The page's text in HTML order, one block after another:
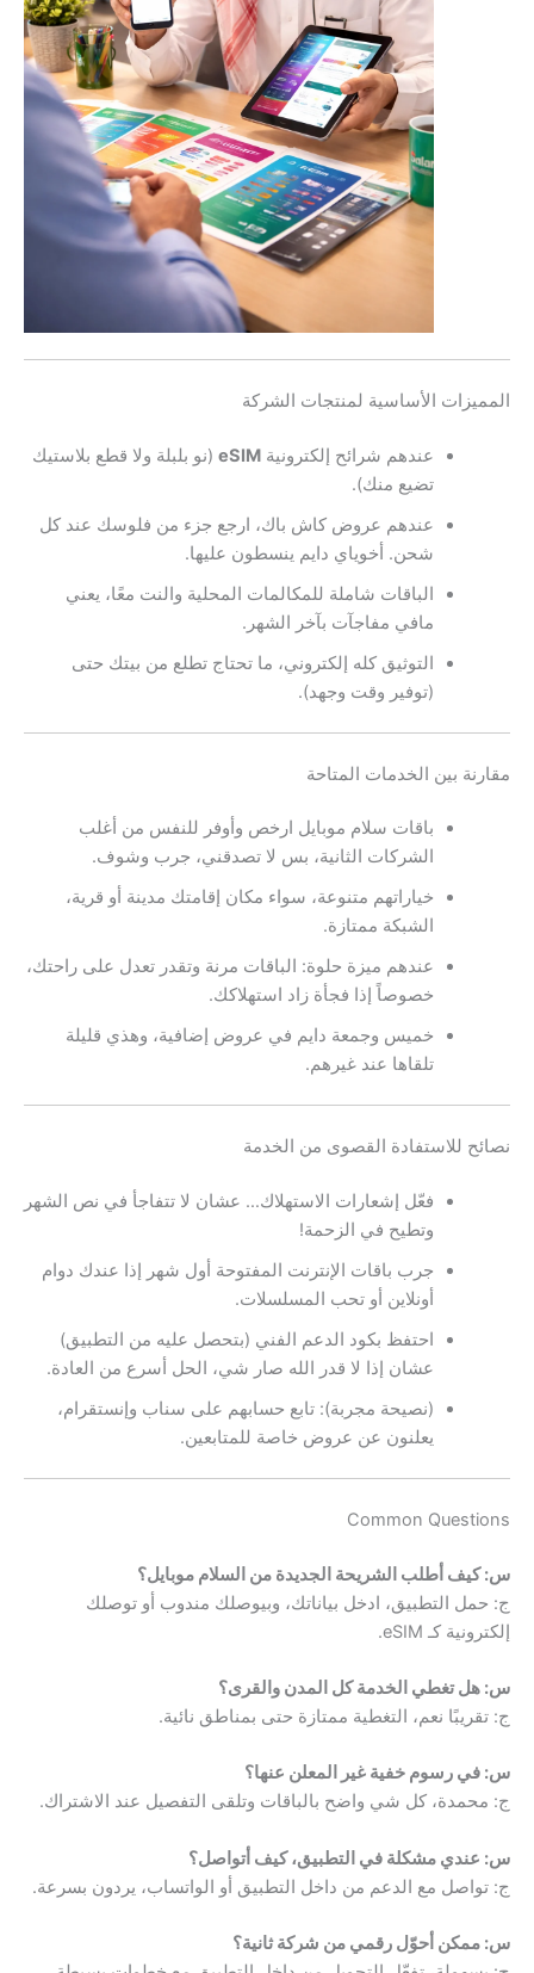
المميزات الأساسية لمنتجات الشركة
عندهم شرائح إلكترونية eSIM(نو بلبلة ولا قطع بلاستيك
تضيع منك).
عندهم عروض كاش باك، ارجع جزء من فلوسك عند كل
شحن. أخوياي دايم ينسطون عليها.
الباقات شاملة للمكالمات المحلية والنت معًا، يعني
مافي مفاجآت بآخر الشهر.
التوثيق كله إلكتروني، ما تحتاج تطلع من بيتك حتى
(توفير وقت وجهد).
مقارنة بين الخدمات المتاحة
باقات سلام موبايل ارخص وأوفر للنفس من أغلب
الشركات الثانية، بس لا تصدقني، جرب وشوف.
خياراتهم متنوعة، سواء مكان إقامتك مدينة أو قرية،
الشبكة ممتازة.
عندهم ميزة حلوة: الباقات مرنة وتقدر تعدل على راحتك،
خصوصاً إذا فجأة زاد استهلاكك.
خميس وجمعة دايم في عروض إضافية، وهذي قليلة
تلقاها عند غيرهم.
نصائح للاستفادة القصوى من الخدمة
فعّل إشعارات الاستهلاك… عشان لا تتفاجأ في نص الشهر
وتطيح في الزحمة!
جرب باقات الإنترنت المفتوحة أول شهر إذا عندك دوام
أونلاين أو تحب المسلسلات.
احتفظ بكود الدعم الفني (بتحصل عليه من التطبيق)
عشان إذا لا قدر الله صار شي، الحل أسرع من العادة.
(نصيحة مجربة): تابع حسابهم على سناب وإنستقرام،
يعلنون عن عروض خاصة للمتابعين.
Common Questions
س: كيف أطلب الشريحة الجديدة من السلام موبايل؟
ج: حمل التطبيق، ادخل بياناتك، وبيوصلك مندوب أو توصلك
إلكترونية كـ eSIM.
س: هل تغطي الخدمة كل المدن والقرى؟
ج: تقريبًا نعم، التغطية ممتازة حتى بمناطق نائية.
س: في رسوم خفية غير المعلن عنها؟
ج: محمدة، كل شي واضح بالباقات وتلقى التفصيل عند الاشتراك.
س: عندي مشكلة في التطبيق، كيف أتواصل؟
ج: تواصل مع الدعم من داخل التطبيق أو الواتساب، يردون بسرعة.
س: ممكن أحوّل رقمي من شركة ثانية؟